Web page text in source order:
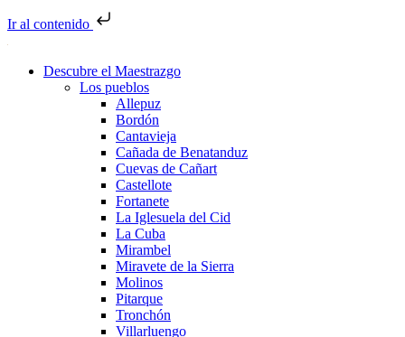
Ir al contenido
Descubre el Maestrazgo
Los pueblos
Allepuz
Bordón
Cantavieja
Cañada de Benatanduz
Cuevas de Cañart
Castellote
Fortanete
La Iglesuela del Cid
La Cuba
Mirambel
Miravete de la Sierra
Molinos
Pitarque
Tronchón
Villarluengo